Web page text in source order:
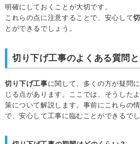
明確にしておくことが大切です。
これらの点に注意することで、安心して
とができるでしょう。
切り下げ工事のよくある質問
切り下げ工事に関して、多くの方が疑問
じる点があります。ここでは、そうした
策について解説します。事前にこれらの
で、安心して工事に臨むことができるでし